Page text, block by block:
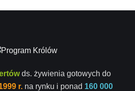
ds. żywienia gotowych do
r.na rynku i ponad 160 000